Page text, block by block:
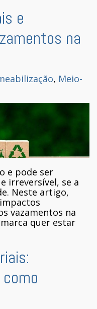
e
na
, Meio-
e pode ser
irreversível, se a
Neste artigo,
vazamentos na
quer estar